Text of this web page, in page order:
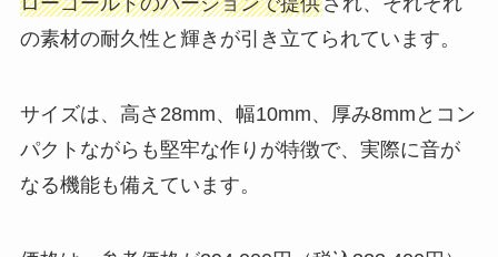
の素材の耐久性と輝きが引き立てられています。
サイズは、高さ28mm、幅10mm、厚み8mmとコン
パクトながらも堅牢な作りが特徴で、実際に音が
なる機能も備えています。